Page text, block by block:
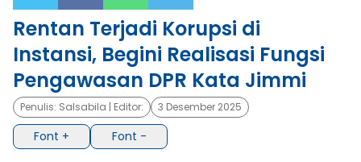
×
Rentan Terjadi Korupsi di
Instansi, Begini Realisasi Fungsi
Pengawasan DPR Kata Jimmi
Penulis: Salsabila | Editor: 3 Desember 2025
Font + Font -